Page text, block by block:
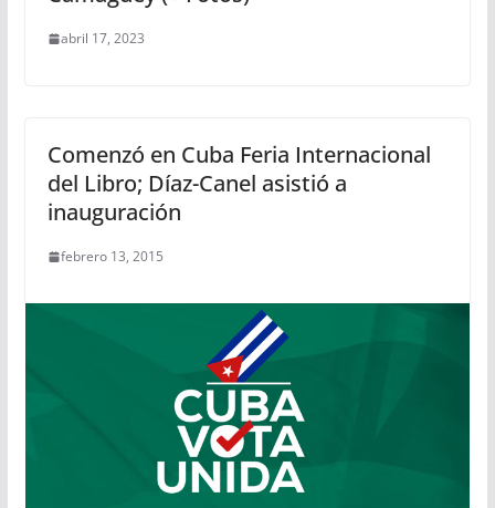
abril 17, 2023
Comenzó en Cuba Feria Internacional
del Libro; Díaz-Canel asistió a
inauguración
febrero 13, 2015